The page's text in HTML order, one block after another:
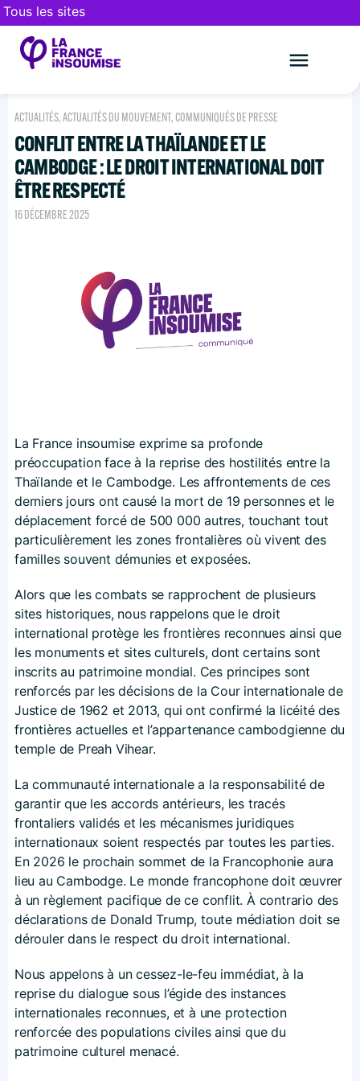
Tous les sites
ACTUALITÉS,ACTUALITÉS DU MOUVEMENT, COMMUNIQUÉS DE PRESSE
CONFLIT ENTRE LA THAÏLANDE ET LE
CAMBODGE : LE DROIT INTERNATIONAL DOIT
ÊTRE RESPECTÉ
16 DÉCEMBRE 2025
La France insoumise exprime sa profonde
préoccupation face à la reprise des hostilités entre la
Thaïlande et le Cambodge. Les affrontements de ces
derniers jours ont causé la mort de 19 personnes et le
déplacement forcé de 500 000 autres, touchant tout
particulièrement les zones frontalières où vivent des
familles souvent démunies et exposées.
Alors que les combats se rapprochent de plusieurs
sites historiques, nous rappelons que le droit
international protège les frontières reconnues ainsi que
les monuments et sites culturels, dont certains sont
inscrits au patrimoine mondial. Ces principes sont
renforcés par les décisions de la Cour internationale de
Justice de 1962 et 2013, qui ont confirmé la licéité des
frontières actuelles et l’appartenance cambodgienne du
temple de Preah Vihear.
La communauté internationale a la responsabilité de
garantir que les accords antérieurs, les tracés
frontaliers validés et les mécanismes juridiques
internationaux soient respectés par toutes les parties.
En 2026 le prochain sommet de la Francophonie aura
lieu au Cambodge. Le monde francophone doit œuvrer
à un règlement pacifique de ce conflit. À contrario des
déclarations de Donald Trump, toute médiation doit se
dérouler dans le respect du droit international.
Nous appelons à un cessez-le-feu immédiat, à la
reprise du dialogue sous l’égide des instances
internationales reconnues, et à une protection
renforcée des populations civiles ainsi que du
patrimoine culturel menacé.